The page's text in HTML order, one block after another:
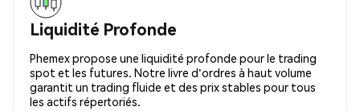
Liquidité Profonde
Phemex propose une liquidité profonde pour le trading
spot et les futures. Notre livre d'ordres à haut volume
garantit un trading fluide et des prix stables pour tous
les actifs répertoriés.